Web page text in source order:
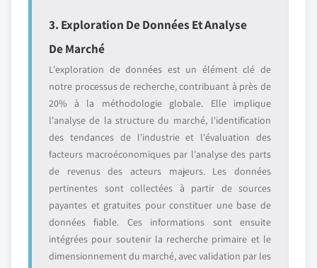
3. Exploration De Données Et Analyse
De Marché
L'exploration de données est un élément clé de
notre processus de recherche, contribuant à près de
20% à la méthodologie globale. Elle implique
l'analyse de la structure du marché, l'identification
des tendances de l'industrie et l'évaluation des
facteurs macroéconomiques par l'analyse des parts
de revenus des acteurs majeurs. Les données
pertinentes sont collectées à partir de sources
payantes et gratuites pour constituer une base de
données fiable. Ces informations sont ensuite
intégrées pour soutenir la recherche primaire et le
dimensionnement du marché, avec validation par les